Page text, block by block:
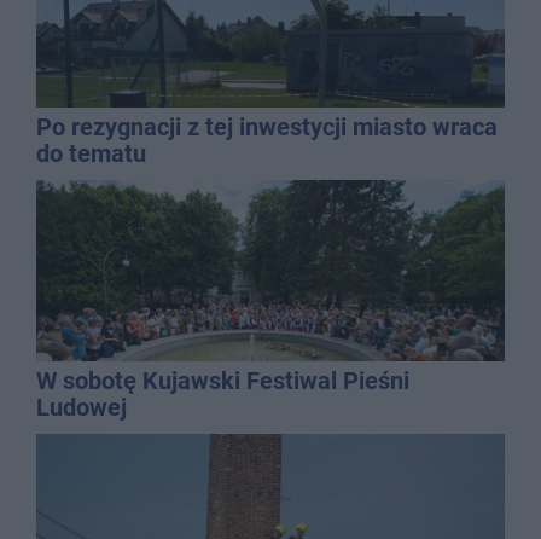
Po rezygnacji z tej inwestycji miasto wraca
do tematu
W sobotę Kujawski Festiwal Pieśni
Ludowej